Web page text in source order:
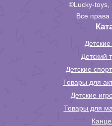
©Lucky-
Все
Детский
Детские
Товары для
Детские
Товары для